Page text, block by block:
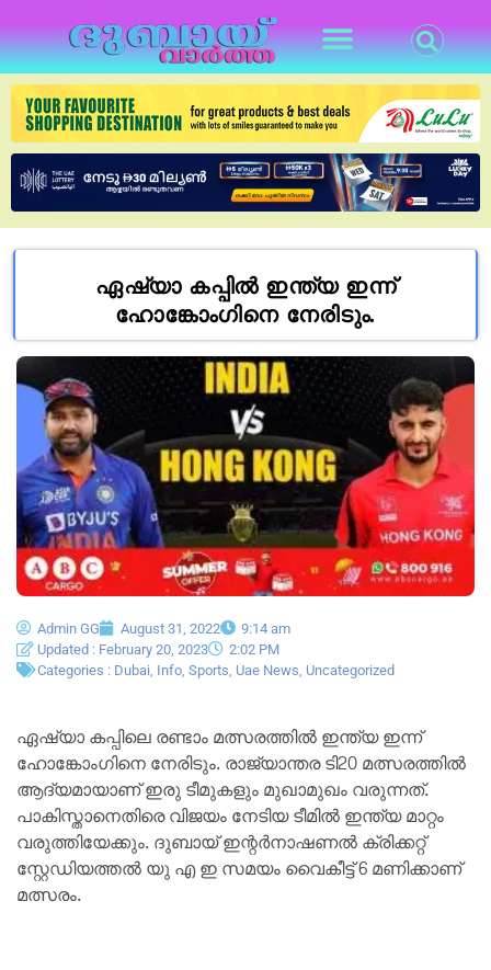
ഏഷ്യാ കപ്പിൽ ഇന്ത്യ ഇന്ന്
ഹോങ്കോംഗിനെ നേരിടും.
Admin GG August 31, 2022
9:14 am
Updated : February 20, 2023
2:02 PM
Categories : Dubai Info Sports Uae News Uncategorized
ഏഷ്യാ കപ്പിലെ രണ്ടാം മത്സരത്തിൽ ഇന്ത്യ ഇന്ന്
ഹോങ്കോംഗിനെ നേരിടും. രാജ്യാന്തര ടി20 മത്സരത്തിൽ
ആദ്യമായാണ് ഇരു ടീമുകളും മുഖാമുഖം വരുന്നത്.
പാകിസ്താനെതിരെ വിജയം നേടിയ ടീമിൽ ഇന്ത്യ മാറ്റം
വരുത്തിയേക്കും. ദുബായ് ഇന്റർനാഷണൽ ക്രിക്കറ്റ്
സ്റ്റേഡിയത്തൽ യു എ ഇ സമയം വൈകീട്ട് 6 മണിക്കാണ്
മത്സരം.